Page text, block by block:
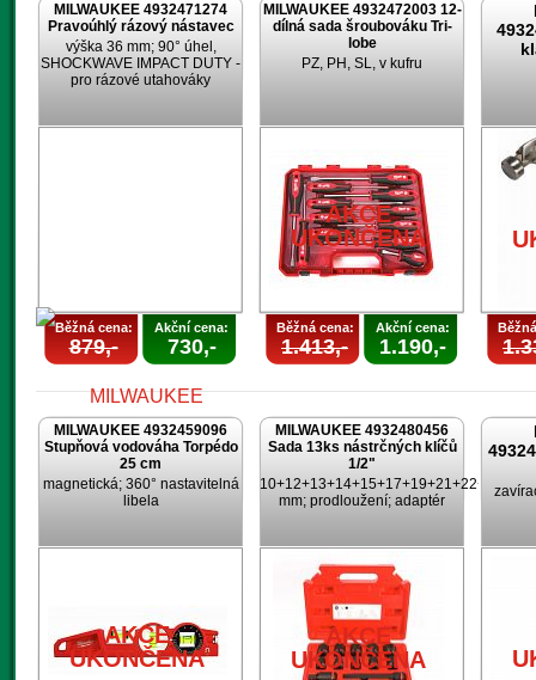
MILWAUKEE 4932471274
Pravoúhlý rázový nástavec
výška 36 mm; 90° úhel,
SHOCKWAVE IMPACT DUTY -
pro rázové utahováky
Běžná cena:
879,-
Akční cena:
730,-
MILWAUKEE 4932472003 12-
dílná sada šroubováku Tri-
lobe
PZ, PH, SL, v kufru
AKCE
UKONČENA
Běžná cena:
1.413,-
Akční cena:
1.190,-
MILWAUKEE 4932459096
Stupňová vodováha Torpédo
25 cm
magnetická; 360° nastavitelná
libela
AKCE
UKONČENA
MILWAUKEE 4932480456
Sada 13ks nástrčných klíčů
1/2"
10+12+13+14+15+17+19+21+22+24
mm; prodloužení; adaptér
AKCE
UKONČENA